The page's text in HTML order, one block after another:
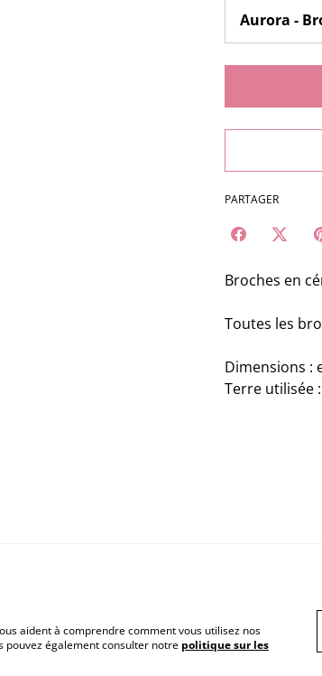
PARTAGER
Broches en
Toutes les
Dimensions :
Terre utilisée
aident à comprendre comment vous utilisez nos
pouvez également consulter notre politique sur les